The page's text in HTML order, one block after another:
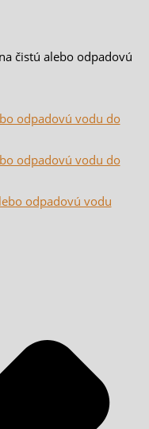
čistú alebo odpadovú